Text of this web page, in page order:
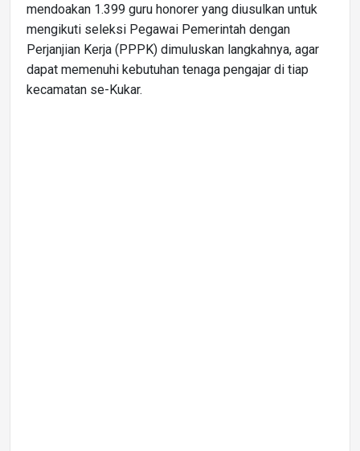
mendoakan 1.399 guru honorer yang diusulkan untuk
mengikuti seleksi Pegawai Pemerintah dengan
Perjanjian Kerja (PPPK) dimuluskan langkahnya, agar
dapat memenuhi kebutuhan tenaga pengajar di tiap
kecamatan se-Kukar.